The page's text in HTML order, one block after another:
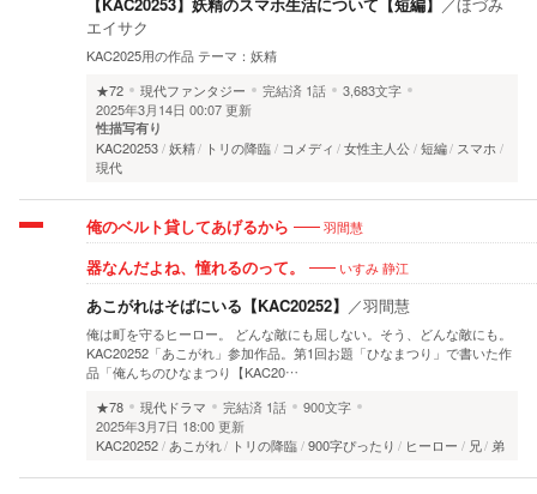
【KAC20253】妖精のスマホ生活について【短編】 ／ほづみ
エイサク
KAC2025用の作品 テーマ：妖精
★72
現代ファンタジー 完結済 1話
3,683文字
2025年3月14日 00:07 更新
性描写有り
KAC20253 妖精 トリの降臨 コメディ 女性主人公 短編
スマホ
現代
俺のベルト貸してあげるから 羽間慧
器なんだよね、憧れるのって。 いすみ 静江
あこがれはそばにいる【KAC20252】 ／羽間慧
俺は町を守るヒーロー。 どんな敵にも屈しない。そう、どんな敵にも。
KAC20252「あこがれ」参加作品。第1回お題「ひなまつり」で書いた作
品「俺んちのひなまつり【KAC20…
★78
現代ドラマ 完結済 1話
900文字
2025年3月7日 18:00 更新
KAC20252
あこがれ トリの降臨 900字ぴったり ヒーロー 兄 弟